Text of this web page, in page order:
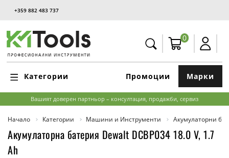
+359 882 483 737
0
Категории Марки
Промоции
Вашият доверен партньор – консултация, продажби, сервиз
Начало Категории Машини и Инструменти Акумулаторни
Акумулаторна батерия Dewalt DCBP034 18.0 V, 1.7
Ah